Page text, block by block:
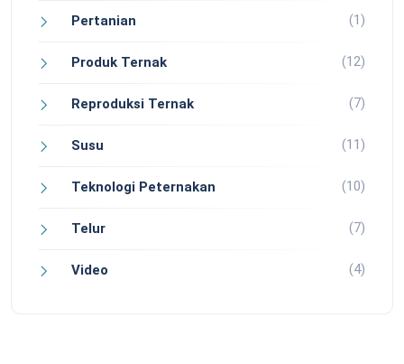
Pertanian (1)
Produk Ternak (12)
Reproduksi Ternak (7)
Susu (11)
Teknologi Peternakan (10)
Telur (7)
Video (4)